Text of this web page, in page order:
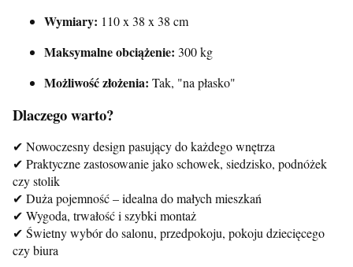
Wymiary: 110 x 38 x 38 cm
Maksymalne obciążenie: 300 kg
Możliwość złożenia: Tak, "na płasko"
Dlaczego warto?
✔ Nowoczesny design pasujący do każdego wnętrza
✔ Praktyczne zastosowanie jako schowek, siedzisko, podnóżek
czy stolik
✔ Duża pojemność – idealna do małych mieszkań
✔ Wygoda, trwałość i szybki montaż
✔ Świetny wybór do salonu, przedpokoju, pokoju dziecięcego
czy biura